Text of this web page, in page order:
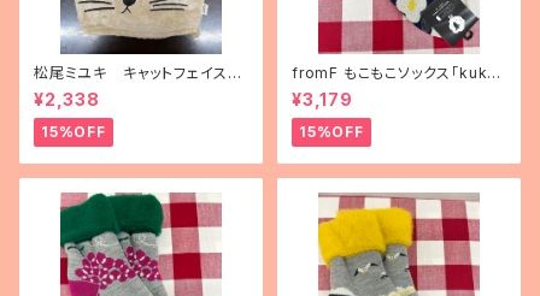
松尾ミユキ キャットフェイスブ
ランケット
¥2,338
15%OFF
fromF もこもこソックス「kukka
puutarha（花畑）」
¥3,179
15%OFF